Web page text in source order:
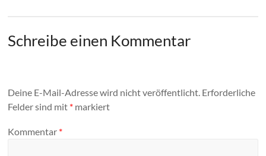
Schreibe einen Kommentar
Deine E-Mail-Adresse wird nicht veröffentlicht. Erforderliche
Felder sind mit * markiert
Kommentar *